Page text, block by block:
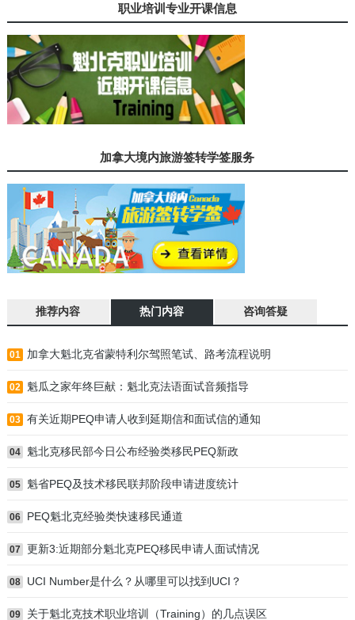
职业培训专业开课信息
加拿大境内旅游签转学签服务
推荐内容 热门内容 咨询答疑
01 加拿大魁北克省蒙特利尔驾照笔试、路考流程说明
02 魁瓜之家年终巨献：魁北克法语面试音频指导
03 有关近期PEQ申请人收到延期信和面试信的通知
04 魁北克移民部今日公布经验类移民PEQ新政
05 魁省PEQ及技术移民联邦阶段申请进度统计
06 PEQ魁北克经验类快速移民通道
07 更新3:近期部分魁北克PEQ移民申请人面试情况
08 UCI Number是什么？从哪里可以找到UCI？
09 关于魁北克技术职业培训（Training）的几点误区